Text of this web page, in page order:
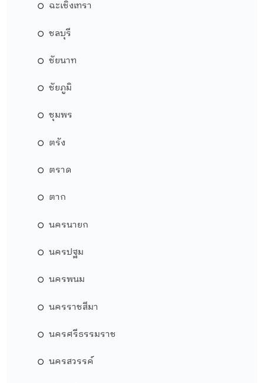
ฉะเชิงเทรา
ชลบุรี
ชัยนาท
ชัยภูมิ
ชุมพร
ตรัง
ตราด
ตาก
นครนายก
นครปฐม
นครพนม
นครราชสีมา
นครศรีธรรมราช
นครสวรรค์